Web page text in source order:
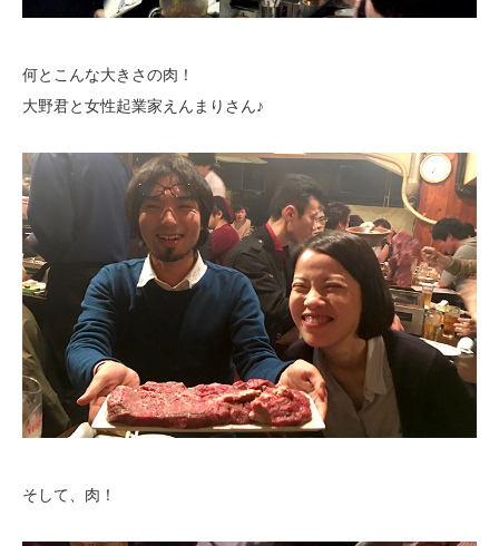
何とこんな大きさの肉！
大野君と女性起業家えんまりさん♪
そして、肉！